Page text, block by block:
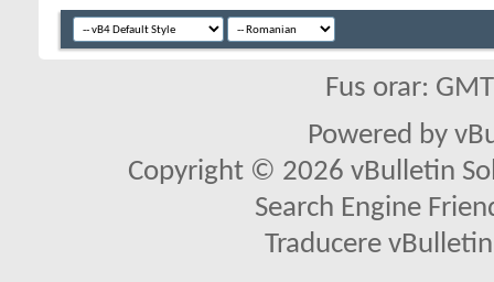
Fus orar:
Powered by
Copyright © 2026 vBulletin
Search Engine
Traducere